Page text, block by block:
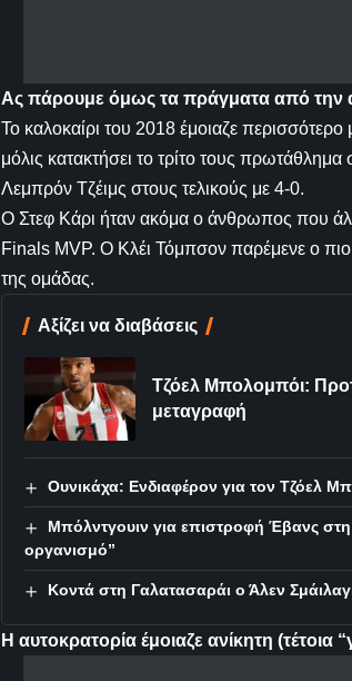
Ας πάρουμε όμως τα πράγματα από την
Το καλοκαίρι του 2018 έμοιαζε
μόλις κατακτήσει το τρίτο τους
Λεμπρόν Τζέιμς στους τελικούς με 4-0.
Ο Στεφ Κάρι ήταν ακόμα ο άνθρωπος που
Finals MVP. Ο Κλέι Τόμπσον παρέμενε ο
της ομάδας.
Αξίζει να διαβάσεις
Τζόελ Μπολομπόι:
μεταγραφή
Ουνικάχα: Ενδιαφέρον για τον Τζόελ
Μπόλντγουιν για επιστροφή Έβανς
οργανισμό”
Κοντά στη Γαλατασαράι ο Άλεν
Η αυτοκρατορία έμοιαζε ανίκητη (τέτοια